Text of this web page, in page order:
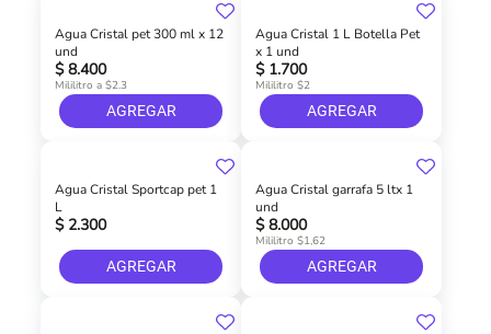
Agua Cristal pet 300 ml x 12
und
$ 8.400
Mililitro a $2.3
AGREGAR
Agua Cristal 1 L Botella Pet
x 1 und
$ 1.700
Mililitro $2
AGREGAR
Agua Cristal Sportcap pet 1
L
$ 2.300
AGREGAR
Agua Cristal garrafa 5 ltx 1
und
$ 8.000
Mililitro $1,62
AGREGAR